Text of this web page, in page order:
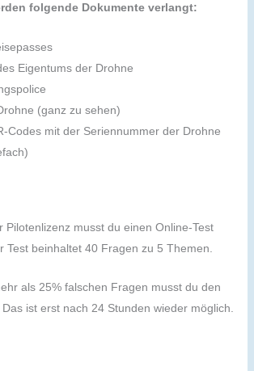
folgende Dokumente verlangt:
Eigentums der Drohne
(ganz zu sehen)
Codes mit der Seriennummer der Drohne
Pilotenlizenz musst du einen Online-Test
Test beinhaltet 40 Fragen zu 5 Themen.
als 25% falschen Fragen musst du den
ist erst nach 24 Stunden wieder möglich.